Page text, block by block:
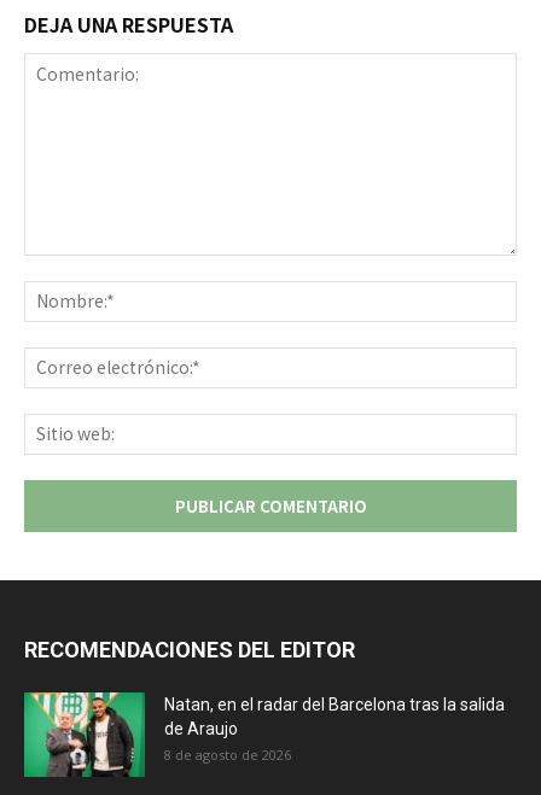
DEJA UNA RESPUESTA
RECOMENDACIONES DEL EDITOR
Natan, en el radar del Barcelona tras la salida
de Araujo
8 de agosto de 2026